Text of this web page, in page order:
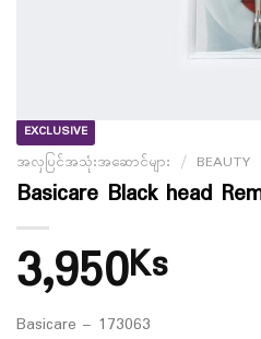
EXCLUSIVE
အလှပြင်အသုံးအဆောင်များ / BEAUTY
Basicare Black head
3,950Ks
Basicare – 173063